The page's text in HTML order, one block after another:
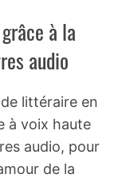
à la
audio
littéraire en
à voix haute
audio, pour
de la